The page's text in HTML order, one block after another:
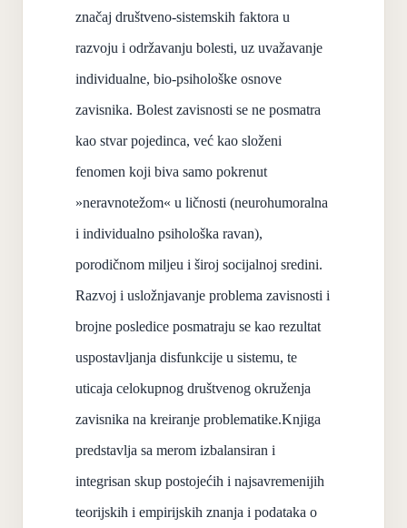
značaj društveno-sistemskih faktora u
razvoju i održavanju bolesti, uz uvažavanje
individualne, bio-psihološke osnove
zavisnika. Bolest zavisnosti se ne posmatra
kao stvar pojedinca, već kao složeni
fenomen koji biva samo pokrenut
»neravnotežom« u ličnosti (neurohumoralna
i individualno psihološka ravan),
porodičnom miljeu i široj socijalnoj sredini.
Razvoj i usložnjavanje problema zavisnosti i
brojne posledice posmatraju se kao rezultat
uspostavljanja disfunkcije u sistemu, te
uticaja celokupnog društvenog okruženja
zavisnika na kreiranje problematike.Knjiga
predstavlja sa merom izbalansiran i
integrisan skup postojećih i najsavremenijih
teorijskih i empirijskih znanja i podataka o